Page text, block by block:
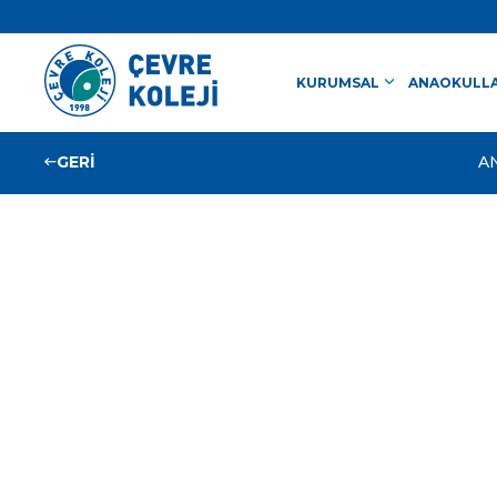
KURUMSAL keyboard_arrow_down
GERİ